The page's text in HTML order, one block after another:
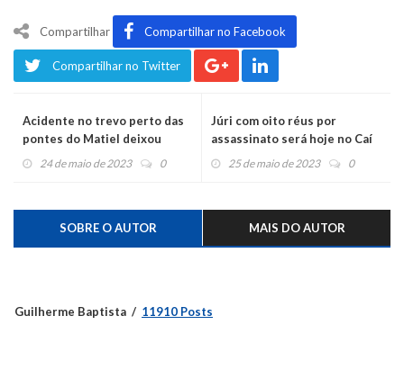
Compartilhar Compartilhar no Facebook
Compartilhar no Twitter
Acidente no trevo perto das
pontes do Matiel deixou
motociclista ferida
24 de maio de 2023 0
Júri com oito réus por
assassinato será hoje no Caí
25 de maio de 2023 0
SOBRE O AUTOR MAIS DO AUTOR
Guilherme Baptista 11910 Posts